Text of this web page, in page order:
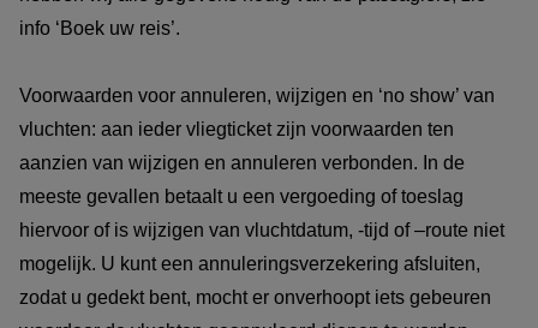
info ‘Boek uw reis’.
Voorwaarden voor annuleren, wijzigen en ‘no show’ van
vluchten: aan ieder vliegticket zijn voorwaarden ten
aanzien van wijzigen en annuleren verbonden. In de
meeste gevallen betaalt u een vergoeding of toeslag
hiervoor of is wijzigen van vluchtdatum, -tijd of –route niet
mogelijk. U kunt een annuleringsverzekering afsluiten,
zodat u gedekt bent, mocht er onverhoopt iets gebeuren